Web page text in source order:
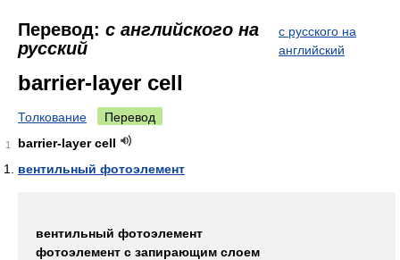
Перевод: с английского на
русский
с русского на
английский
barrier-layer cell
Толкование Перевод
1
barrier-layer cell
вентильный фотоэлемент
вентильный фотоэлемент
фотоэлемент с запирающим слоем